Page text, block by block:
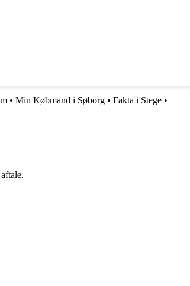
• Min Købmand i Søborg • Fakta i Stege •